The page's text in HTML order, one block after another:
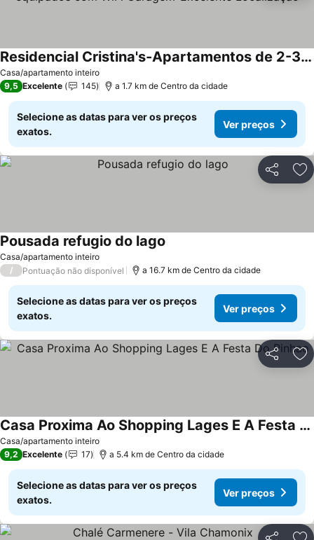
Casa/apartamento inteiro
Residencial Cristina's-Apartamentos de 2-3 Quartos equipados com WiFi Garagem-Excelente Localização
9,5 Excelente 145 a 1.7 km de Centro da cidade
Selecione as datas para ver os preços
exatos.
Ver preços
Partilhar
Casa/apartamento inteiro
Pousada refugio do lago
/ Pontuação não disponível a 16.7 km de Centro da cidade
Selecione as datas para ver os preços
exatos.
Ver preços
Partilhar
Casa/apartamento inteiro
Casa Proxima Ao Shopping Lages E A Festa Do Pinhao
9,2 Excelente 17 a 5.4 km de Centro da cidade
Selecione as datas para ver os preços
exatos.
Ver preços